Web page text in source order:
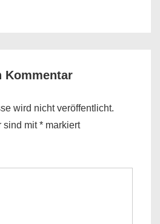
Kommentar
wird nicht veröffentlicht.
sind mit* markiert